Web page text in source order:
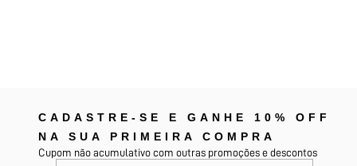
CADASTRE-SE E GANHE 10% OFF
NA SUA PRIMEIRA COMPRA
Cupom não acumulativo com outras promoções e descontos